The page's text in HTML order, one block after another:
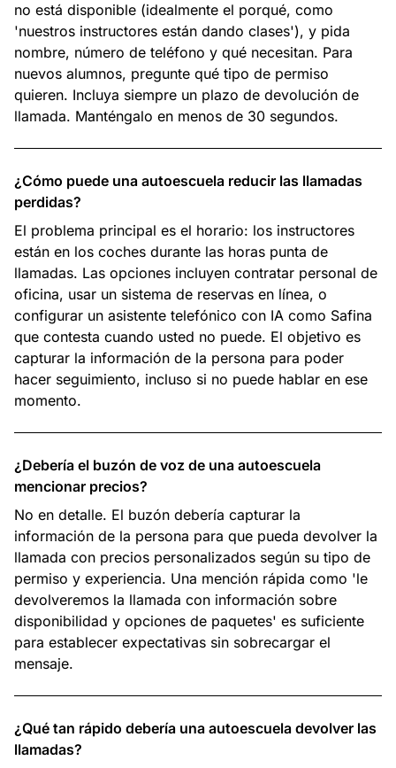
no está disponible (idealmente el porqué, como
'nuestros instructores están dando clases'), y pida
nombre, número de teléfono y qué necesitan. Para
nuevos alumnos, pregunte qué tipo de permiso
quieren. Incluya siempre un plazo de devolución de
llamada. Manténgalo en menos de 30 segundos.
¿Cómo puede una autoescuela reducir las llamadas
perdidas?
El problema principal es el horario: los instructores
están en los coches durante las horas punta de
llamadas. Las opciones incluyen contratar personal de
oficina, usar un sistema de reservas en línea, o
configurar un asistente telefónico con IA como Safina
que contesta cuando usted no puede. El objetivo es
capturar la información de la persona para poder
hacer seguimiento, incluso si no puede hablar en ese
momento.
¿Debería el buzón de voz de una autoescuela
mencionar precios?
No en detalle. El buzón debería capturar la
información de la persona para que pueda devolver la
llamada con precios personalizados según su tipo de
permiso y experiencia. Una mención rápida como 'le
devolveremos la llamada con información sobre
disponibilidad y opciones de paquetes' es suficiente
para establecer expectativas sin sobrecargar el
mensaje.
¿Qué tan rápido debería una autoescuela devolver las
llamadas?